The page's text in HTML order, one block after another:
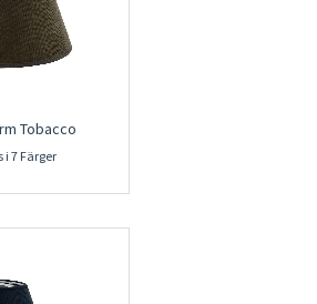
Tobacco
i 7 Färger